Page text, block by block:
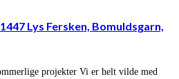
Lys Fersken, Bomuldsgarn,
projekter Vi er helt vilde med